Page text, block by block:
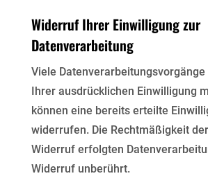
Widerruf Ihrer Einwilligung zur
Datenverarbeitung
Viele
Ihrer ausdrücklichen Einwilligung
können eine bereits erteilte
widerrufen. Die Rechtmäßigkeit
Widerruf erfolgten
Widerruf unberührt.